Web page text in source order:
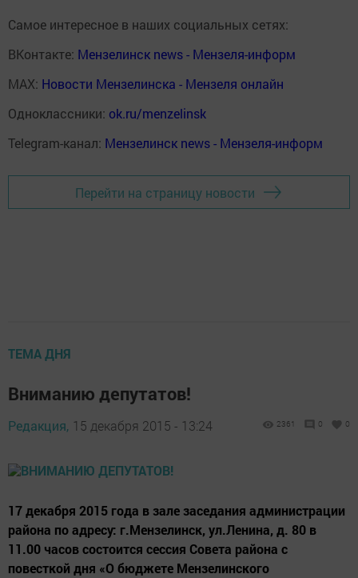
Самое интересное в наших социальных сетях:
ВКонтакте: Мензелинск news - Мензеля-информ
MAX: Новости Мензелинска - Мензеля онлайн
Одноклассники: ok.ru/menzelinsk
Telegram-канал: Мензелинск news - Мензеля-информ
Перейти на страницу новости
ТЕМА ДНЯ
Вниманию депутатов!
Редакция, 15 декабря 2015 - 13:24 2361 0 0
17 декабря 2015 года в зале заседания администрации
района по адресу: г.Мензелинск, ул.Ленина, д. 80 в
11.00 часов состоится сессия Совета района с
повесткой дня «О бюджете Мензелинского